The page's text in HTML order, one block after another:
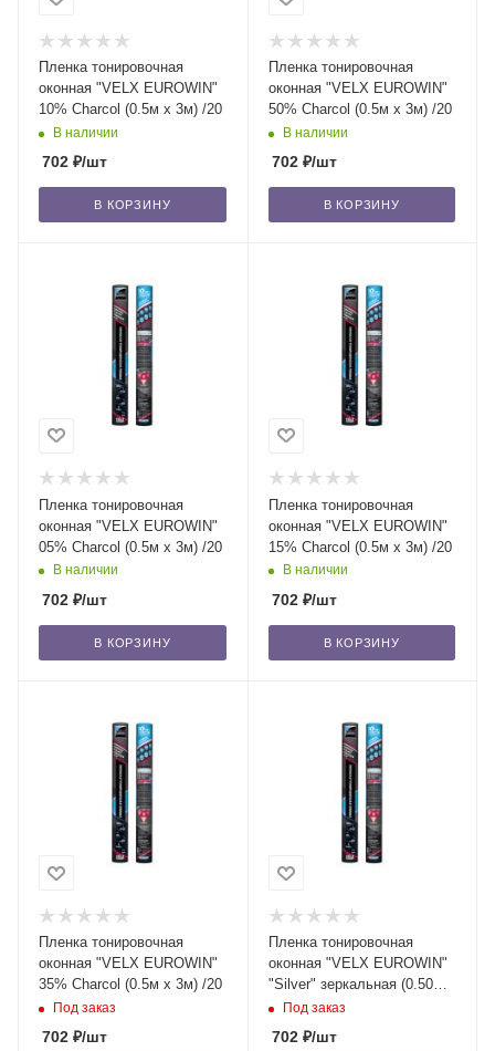
Пленка тонировочная
оконная "VELX EUROWIN"
10% Сharcol (0.5м х 3м) /20
В наличии
702 ₽/шт
В КОРЗИНУ
Пленка тонировочная
оконная "VELX EUROWIN"
50% Сharcol (0.5м х 3м) /20
В наличии
702₽/шт
В КОРЗИНУ
Пленка тонировочная
оконная "VELX EUROWIN"
05% Сharcol (0.5м х 3м) /20
В наличии
702 ₽/шт
В КОРЗИНУ
Пленка тонировочная
оконная "VELX EUROWIN"
15% Сharcol (0.5м х 3м) /20
В наличии
702₽/шт
В КОРЗИНУ
Пленка тонировочная
оконная "VELX EUROWIN"
35% Сharcol (0.5м х 3м) /20
Под заказ
702 ₽/шт
Пленка тонировочная
оконная "VELX EUROWIN"
"Silver" зеркальная (0.50м х
3м) /20
Под заказ
702₽/шт